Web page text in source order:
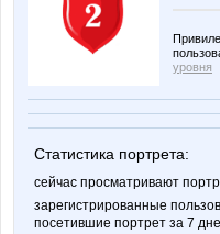
уровня
Статистика портрета:
сейчас просматривают
зарегистрированные
посетившие портрет за 7